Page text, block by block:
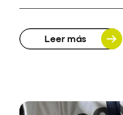
Leer más